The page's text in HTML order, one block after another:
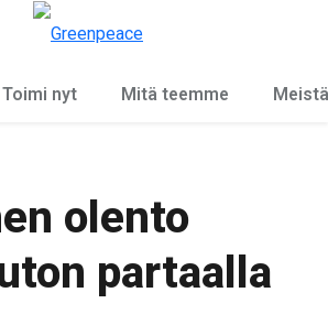
Toimi nyt Mitä teemme Meistä
olento
partaalla